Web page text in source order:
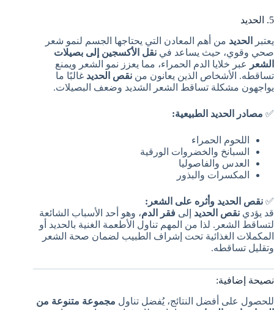
5. الحديد
يعتبر
الحديد من أهم المعادن التي يحتاجها الجسم لنمو شعر
صحي وقوي، حيث يساعد في نقل الأكسجين إلى بصيلات
الشعر
عبر خلايا الدم الحمراء، مما يعزز نمو الشعر ويمنع
تساقطه. الأشخاص الذين يعانون من نقص الحديد غالبًا ما
يواجهون مشكلة تساقط الشعر الشديد وضعف البصيلات.
✅ مصادر الحديد الطبيعية:
اللحوم الحمراء
السبانخ والخضروات الورقية
العدس والفاصوليا
المكسرات والبذور
✅ نقص الحديد وأثره على الشعر:
قد يؤدي نقص الحديد إلى فقر الدم، وهو أحد الأسباب الشائعة
لتساقط الشعر. لذا من المهم تناول الأطعمة الغنية بالحديد أو
المكملات الغذائية تحت إشراف الطبيب لضمان صحة الشعر
وتقليل تساقطه.
نصيحة إضافية:
للحصول على أفضل النتائج، يُفضل تناول مجموعة متنوعة من